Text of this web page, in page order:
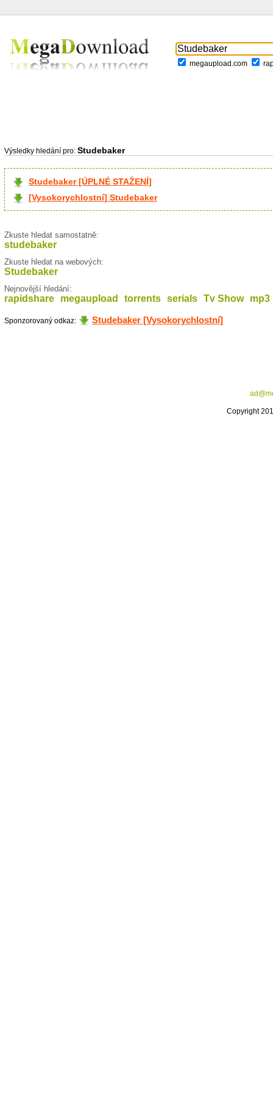
megaupload.com
Výsledky hledání pro: Studebaker
Studebaker [ÚPLNÉ STAŽENÍ]
[Vysokorychlostní] Studebaker
Zkuste hledat samostatně:
studebaker
Zkuste hledat na webových:
Studebaker
Nejnovější hledání:
rapidshare megaupload torrents serials Tv Show mp3
Sponzorovaný odkaz: Studebaker [Vysokorychlostní]
Copyright